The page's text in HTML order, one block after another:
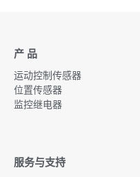
产 品
运动控制传感器
位置传感器
监控继电器
服务与支持